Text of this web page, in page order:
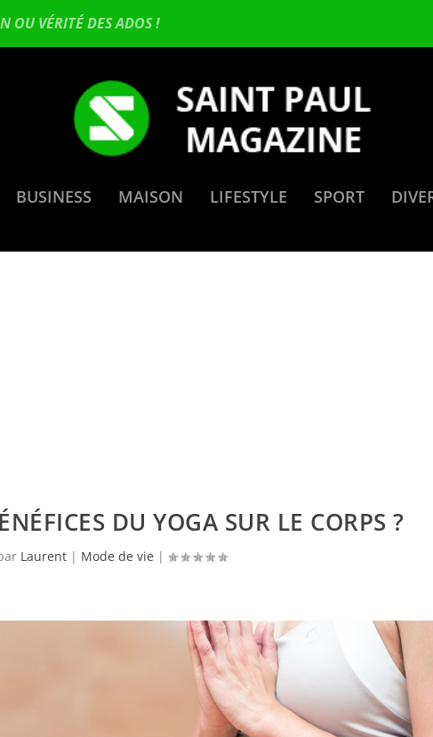
OU VÉRITÉ DES ADOS !
BUSINESS MAISON LIFESTYLE SPORT
DU YOGA SUR LE CORPS ?
Laurent | Mode de vie |